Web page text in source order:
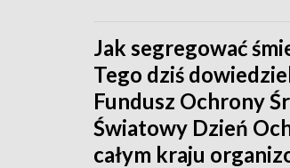
Jak segregować
Tego dziś
Fundusz Ochrony
Światowy Dzień
całym kraju